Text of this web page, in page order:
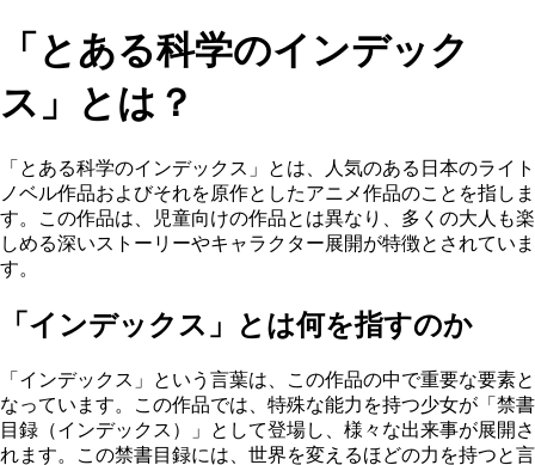
「とある科学のインデック
ス」とは？
「とある科学のインデックス」とは、人気のある日本のライト
ノベル作品およびそれを原作としたアニメ作品のことを指しま
す。この作品は、児童向けの作品とは異なり、多くの大人も楽
しめる深いストーリーやキャラクター展開が特徴とされていま
す。
「インデックス」とは何を指すのか
「インデックス」という言葉は、この作品の中で重要な要素と
なっています。この作品では、特殊な能力を持つ少女が「禁書
目録（インデックス）」として登場し、様々な出来事が展開さ
れます。この禁書目録には、世界を変えるほどの力を持つと言